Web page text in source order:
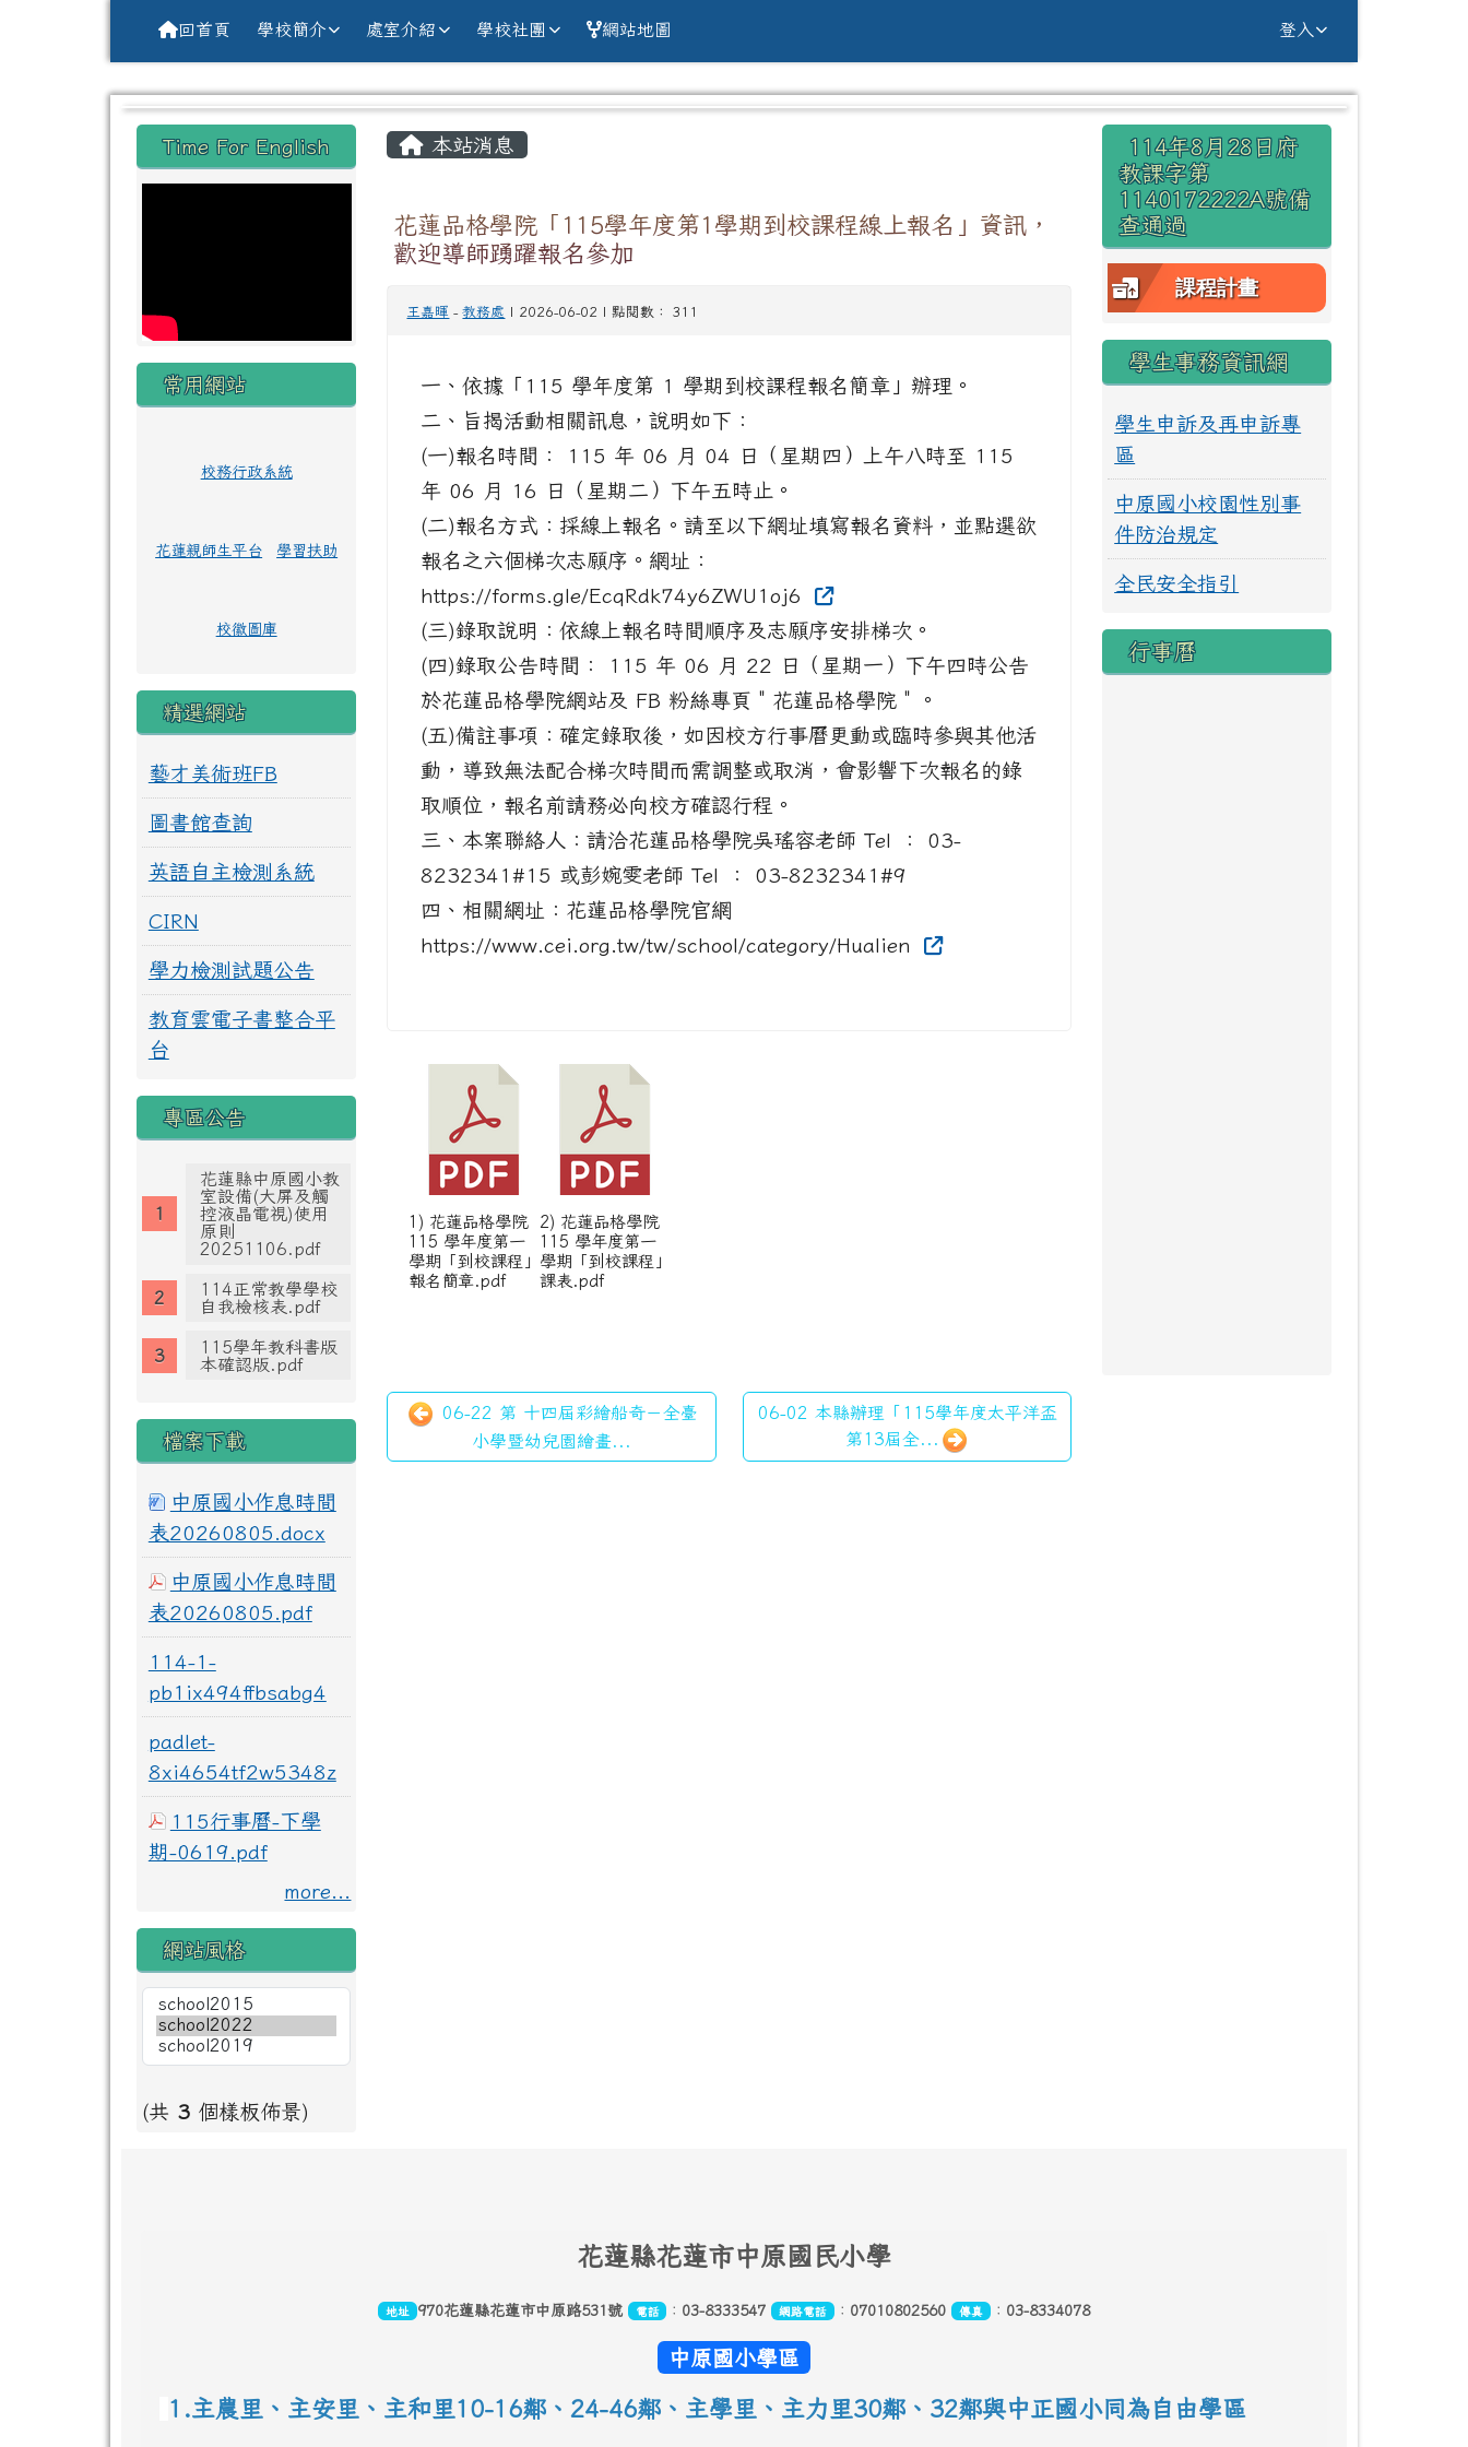
花蓮縣花蓮市中原國小全球資訊網Hualien county Chung Yuan Primary
回首頁 學校簡介 處室介紹 學校社團 網站地圖 登入
⏸
左邊區域內容
Time For English
常用網站
校務行政系統
花蓮親師生平台 學習扶助
校徽圖庫
精選網站
藝才美術班FB
圖書館查詢
英語自主檢測系統
CIRN
學力檢測試題公告
教育雲電子書整合平
台
專區公告
花蓮縣中原國小教
室設備(大屏及觸
控液晶電視)使用
原則
20251106.pdf
114正常教學學校
自我檢核表.pdf
115學年教科書版
本確認版.pdf
檔案下載
中原國小作息時間
表20260805.docx
中原國小作息時間
表20260805.pdf
114-1-
pb1ix494ffbsabg4
padlet-
8xi4654tf2w5348z
115行事曆-下學
期-0619.pdf
more...
網站風格
(共 3個樣板佈景)
主內容區域
本站消息
花蓮品格學院「115學年度第1學期到校課程線上報名」資訊，
歡迎導師踴躍報名參加
王嘉暉 -教務處 | 2026-06-02 | 點閱數： 311
一、依據「115 學年度第 1 學期到校課程報名簡章」辦理。
二、旨揭活動相關訊息，說明如下：
(一)報名時間： 115 年 06 月 04 日（星期四）上午八時至 115
年 06 月 16 日（星期二）下午五時止。
(二)報名方式：採線上報名。請至以下網址填寫報名資料，並點選欲
報名之六個梯次志願序。網址：
https://forms.gle/EcqRdk74y6ZWU1oj6
(三)錄取說明：依線上報名時間順序及志願序安排梯次。
(四)錄取公告時間： 115 年 06 月 22 日（星期一）下午四時公告
於花蓮品格學院網站及 FB 粉絲專頁＂花蓮品格學院＂。
(五)備註事項：確定錄取後，如因校方行事曆更動或臨時參與其他活
動，導致無法配合梯次時間而需調整或取消，會影響下次報名的錄
取順位，報名前請務必向校方確認行程。
三、本案聯絡人：請洽花蓮品格學院吳瑤容老師 Tel ： 03-
8232341#15 或彭婉雯老師 Tel ： 03-8232341#9
四、相關網址：花蓮品格學院官網
https://www.cei.org.tw/tw/school/category/Hualien
1) 花蓮品格學院
115 學年度第一
學期「到校課程」
報名簡章.pdf
2) 花蓮品格學院
115 學年度第一
學期「到校課程」
課表.pdf
06-22 第 十四屆彩繪船奇－全臺
小學暨幼兒園繪畫...
06-02 本縣辦理「115學年度太平洋盃
第13屆全...
右邊區域內容
114年8月28日府
教課字第
1140172222A號備
查通過
課程計畫
學生事務資訊網
學生申訴及再申訴專
區
中原國小校園性別事
件防治規定
全民安全指引
行事曆
頁尾區域
花蓮縣花蓮市中原國民小學
地址 970花蓮縣花蓮市中原路531號 電話 ： 03-8333547 網路電話 ： 07010802560 傳真 ： 03-8334078
中原國小學區
1.主農里、主安里、主和里10-16鄰、 24-46鄰、主學里、主力里30鄰、 32鄰與中正國小同為自由學區